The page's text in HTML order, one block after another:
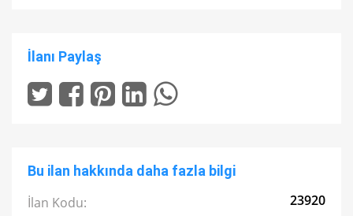
İlanı Paylaş
Bu ilan hakkında daha fazla bilgi
İlan Kodu:
23920